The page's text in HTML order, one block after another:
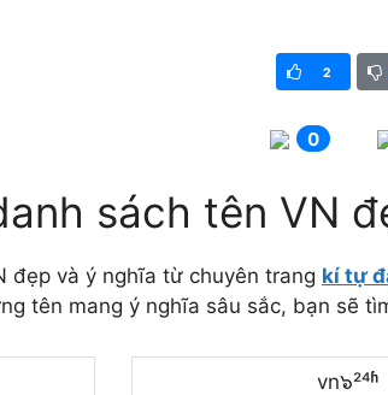
2
0
sách tên VN
đẹp và ý nghĩa từ chuyên trang kí tự
tên mang ý nghĩa sâu sắc, bạn sẽ
vn๖²⁴ʱ